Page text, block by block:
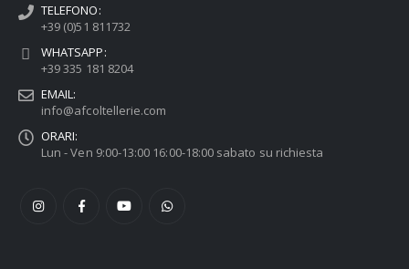
TELEFONO:
+39 (0)51 811732
WHATSAPP:
+39 335 181 8204
EMAIL:
info@afcoltellerie.com
ORARI:
Lun - Ven 9:00-13:00 16:00-18:00 sabato su richiesta